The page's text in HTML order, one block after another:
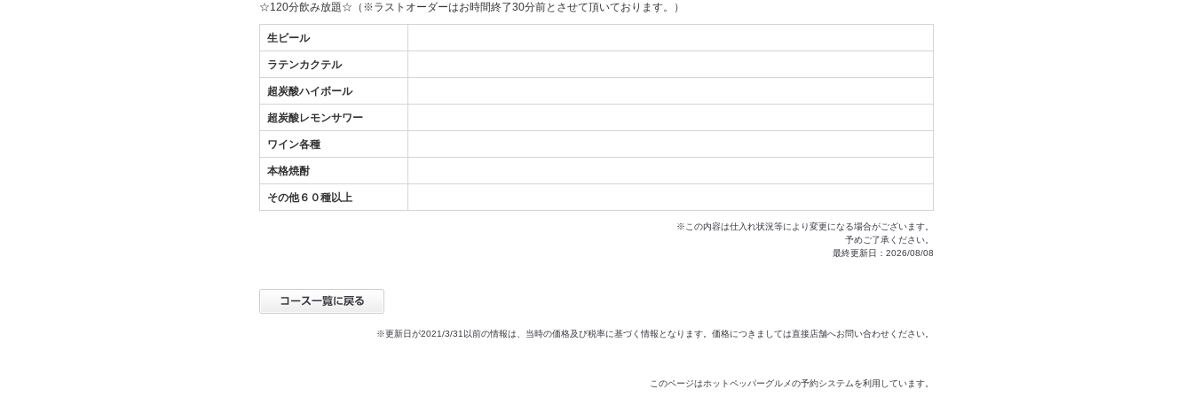
☆120分飲み放題☆（※ラストオーダーはお時間終了30分前とさせて頂いております。）
生ビール
ラテンカクテル
超炭酸ハイボール
超炭酸レモンサワー
ワイン各種
本格焼酎
その他６０種以上
※この内容は仕入れ状況等により変更になる場合がございます。
予めご了承ください。
最終更新日：2026/08/08
※更新日が2021/3/31以前の情報は、当時の価格及び税率に基づく情報となります。価格につきましては直接店舗へお問い合わせください。
このページはホットペッパーグルメの予約システムを利用しています。